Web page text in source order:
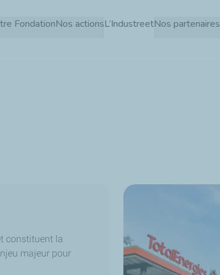
FondationNos actionsL’IndustreetNos partenaires
constituent la
majeur pour